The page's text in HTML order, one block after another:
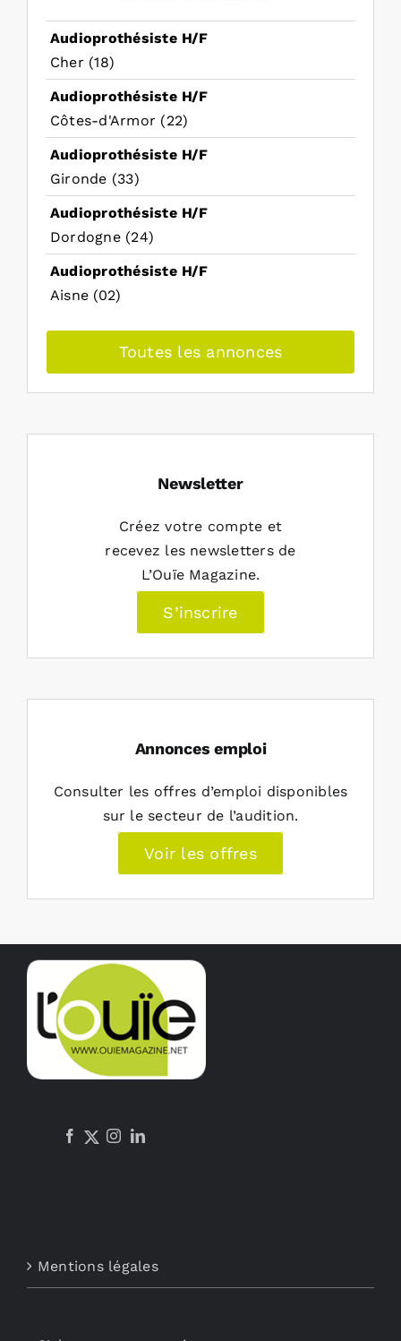
Audioprothésiste H/F
Cher (18)
Audioprothésiste H/F
Côtes-d'Armor (22)
Audioprothésiste H/F
Gironde (33)
Audioprothésiste H/F
Dordogne (24)
Audioprothésiste H/F
Aisne (02)
Toutes les annonces
Newsletter
Créez votre compte et
recevez les newsletters de
L’Ouïe Magazine.
S’inscrire
Annonces emploi
Consulter les offres d’emploi disponibles
sur le secteur de l’audition.
Voir les offres
Mentions légales